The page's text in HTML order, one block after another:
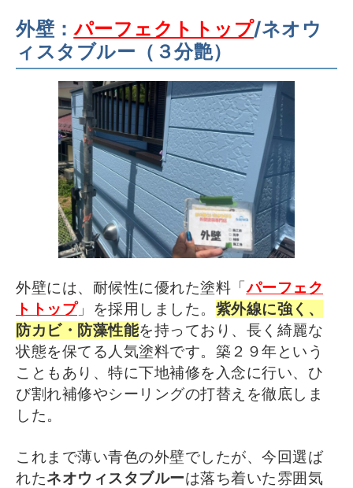
外壁：パーフェクトトップ/ネオウ
ィスタブルー（ ３分艶）
外壁には、耐候性に優れた塗料「パーフェク
トトップ」を採用しました。 紫外線に強く、
防カビ・防藻性能を持っており、長く綺麗な
状態を保てる人気塗料です。築２９年という
こともあり、特に下地補修を入念に行い、ひ
び割れ補修やシーリングの打替えを徹底しま
した。
これまで薄い青色の外壁でしたが、今回選ば
れたネオウィスタブルーは落ち着いた雰囲気